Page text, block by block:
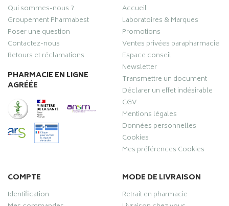
Qui sommes-nous ?
Groupement Pharmabest
Poser une question
Contactez-nous
Retours et réclamations
PHARMACIE EN LIGNE
AGRÉÉE
Accueil
Laboratoires & Marques
Promotions
Ventes privées parapharmacie
Espace conseil
Newsletter
Transmettre un document
Déclarer un effet indésirable
CGV
Mentions légales
Données personnelles
Cookies
Mes préférences Cookies
COMPTE
Identification
MODE DE LIVRAISON
Retrait en pharmacie